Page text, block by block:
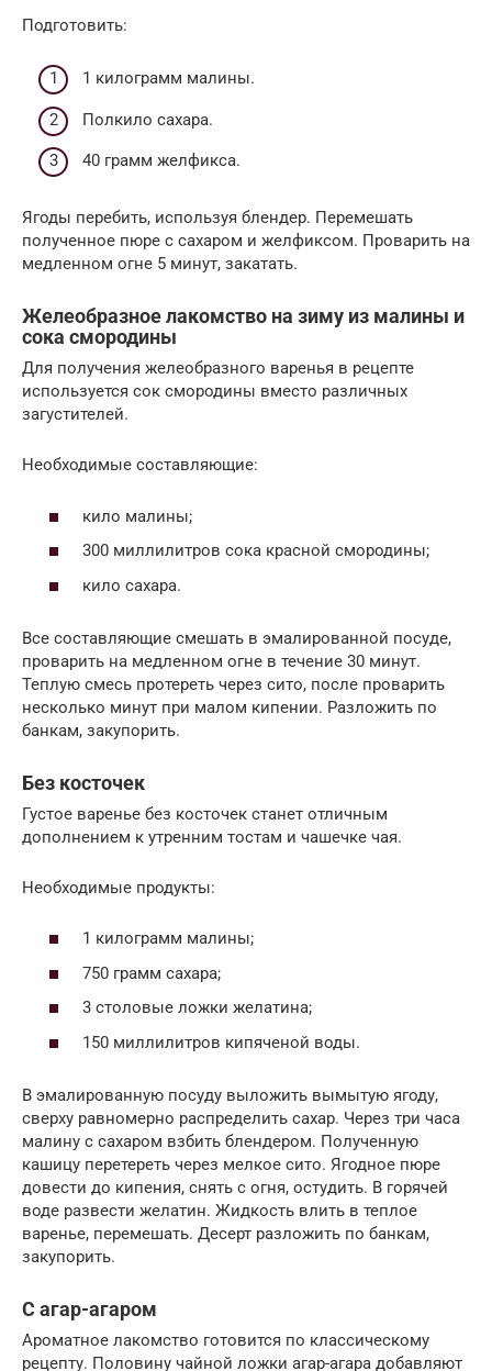
Подготовить:
1 килограмм малины.
Полкило сахара.
40 грамм желфикса.
Ягоды перебить, используя блендер. Перемешать
полученное пюре с сахаром и желфиксом. Проварить на
медленном огне 5 минут, закатать.
Желеобразное лакомство на зиму из малины и
сока смородины
Для получения желеобразного варенья в рецепте
используется сок смородины вместо различных
загустителей.
Необходимые составляющие:
кило малины;
300 миллилитров сока красной смородины;
кило сахара.
Все составляющие смешать в эмалированной посуде,
проварить на медленном огне в течение 30 минут.
Теплую смесь протереть через сито, после проварить
несколько минут при малом кипении. Разложить по
банкам, закупорить.
Без косточек
Густое варенье без косточек станет отличным
дополнением к утренним тостам и чашечке чая.
Необходимые продукты:
1 килограмм малины;
750 грамм сахара;
3 столовые ложки желатина;
150 миллилитров кипяченой воды.
В эмалированную посуду выложить вымытую ягоду,
сверху равномерно распределить сахар. Через три часа
малину с сахаром взбить блендером. Полученную
кашицу перетереть через мелкое сито. Ягодное пюре
довести до кипения, снять с огня, остудить. В горячей
воде развести желатин. Жидкость влить в теплое
варенье, перемешать. Десерт разложить по банкам,
закупорить.
С агар-агаром
Ароматное лакомство готовится по классическому
рецепту. Половину чайной ложки агар-агара добавляют